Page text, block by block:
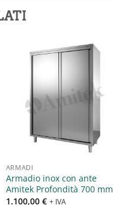
Aggiungi
ARMADI
Armadio inox con ante
Amitek Profondità 700 mm
1.100,00 € + IVA